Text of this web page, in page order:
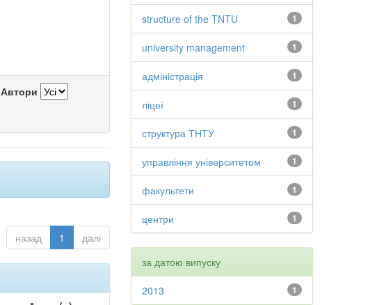
Автори
назад 1 далі
1
structure of the TNTU
1
university management
1
адміністрація
1
ліцеї
1
структура ТНТУ
1
управління університетом
1
факультети
1
центри
за датою випуску
1
2013